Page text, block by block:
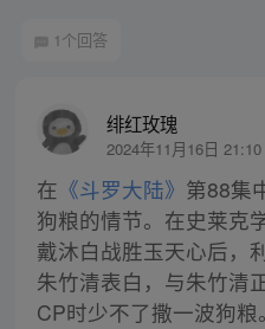
1个回答
绯红玫瑰
2024年11月16日 21:10
在 《斗罗大陆》 第88集
狗粮的情节。在史莱克
戴沐白战胜玉天心后，
朱竹清表白，与朱竹清
CP时少不了撒一波狗粮。